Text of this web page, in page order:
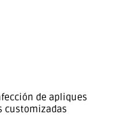
de apliques
customizadas